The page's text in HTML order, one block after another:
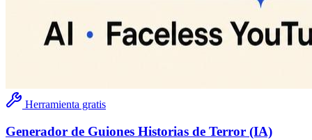
Herramienta gratis
Generador de Guiones Historias de Terror (IA)